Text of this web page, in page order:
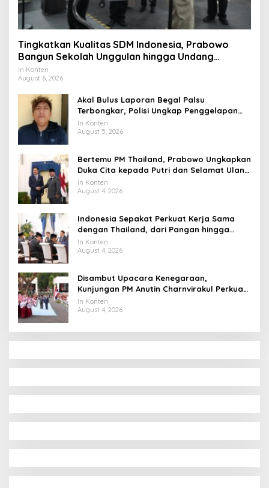
Tingkatkan Kualitas SDM Indonesia, Prabowo
Bangun Sekolah Unggulan hingga Undang
Universitas Terbaik Dunia
In Konten
August 6, 2026
Akal Bulus Laporan Begal Palsu
Terbongkar, Polisi Ungkap Penggelapan
Uang Perusahaan untuk Crypto
In Konten
August 5, 2026
Bertemu PM Thailand, Prabowo Ungkapkan
Duka Cita kepada Putri dan Selamat Ulang
Tahun ke Raja Thailand
In Konten
August 4, 2026
Indonesia Sepakat Perkuat Kerja Sama
dengan Thailand, dari Pangan hingga
Ekonomi Digital
In Konten
August 4, 2026
Disambut Upacara Kenegaraan,
Kunjungan PM Anutin Charnvirakul Perkuat
Hubungan Indonesia-Thailand
In Konten
August 4, 2026